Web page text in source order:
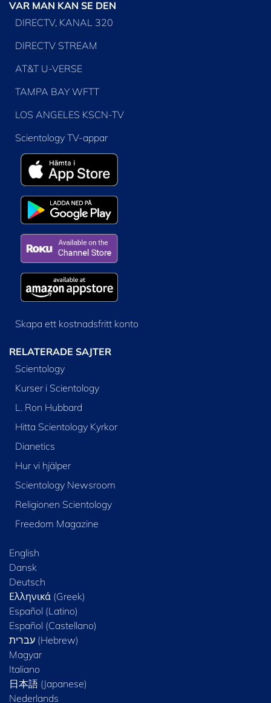
VAR MAN KAN SE DEN
DIRECTV, KANAL 320
DIRECTV STREAM
AT&T U-VERSE
TAMPA BAY WFTT
LOS ANGELES KSCN-TV
Scientology TV-appar
Skapa ett kostnadsfritt konto
RELATERADE SAJTER
Scientology
Kurser i Scientology
L. Ron Hubbard
Hitta Scientology Kyrkor
Dianetics
Hur vi hjälper
Scientology Newsroom
Religionen Scientology
Freedom Magazine
English
Dansk
Deutsch
Ελληνικά (Greek)
Español (Latino)
Español (Castellano)
Magyar
Italiano
日本語 (Japanese)
Nederlands